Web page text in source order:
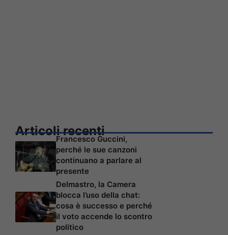
Articoli recenti
Francesco Guccini,
perché le sue canzoni
continuano a parlare al
presente
Delmastro, la Camera
blocca l’uso della chat:
cosa è successo e perché
il voto accende lo scontro
politico